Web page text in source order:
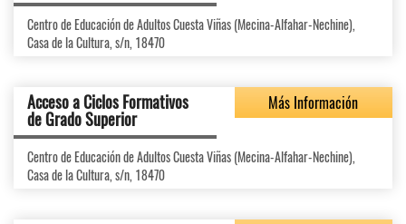
Centro de Educación de Adultos Cuesta Viñas (Mecina-Alfahar-Nechine),
Casa de la Cultura, s/n, 18470
Acceso a Ciclos Formativos
de Grado Superior
Más Información
Centro de Educación de Adultos Cuesta Viñas (Mecina-Alfahar-Nechine),
Casa de la Cultura, s/n, 18470